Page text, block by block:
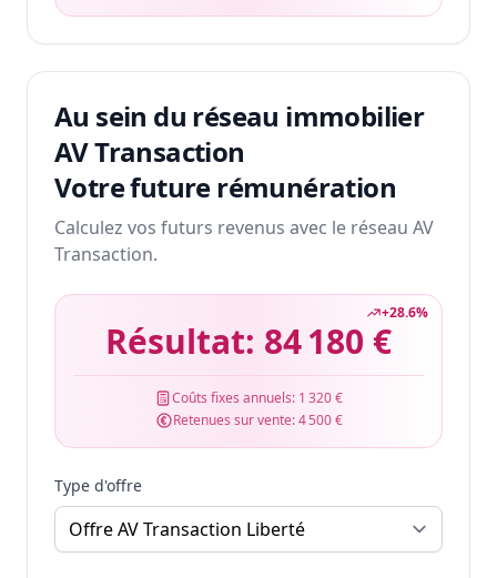
Au sein du réseau immobilier
AV Transaction
Votre future rémunération
Calculez vos futurs revenus avec le réseau AV
Transaction.
+28.6%
Résultat: 84 180 €
Coûts fixes annuels: 1 320 €
Retenues sur vente:4 500 €
Type d'offre